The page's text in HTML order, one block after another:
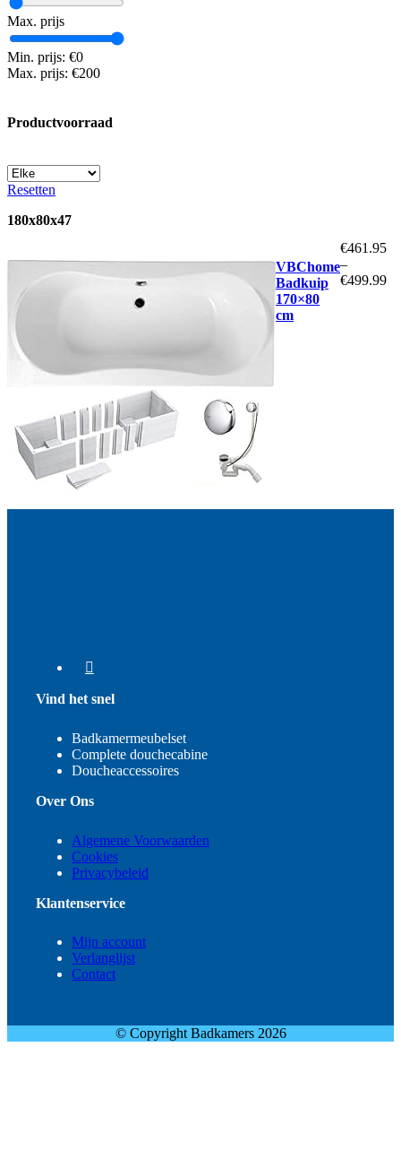
Max. prijs
Min. prijs: €0
Max. prijs: €200
Productvoorraad
Resetten
180x80x47
VBChome
Badkuip
170×80
cm
€461.95
–
€499.99
Vind het snel
Badkamermeubelset
Complete douchecabine
Doucheaccessoires
Over Ons
Algemene Voorwaarden
Cookies
Privacybeleid
Klantenservice
Mijn account
Verlanglijst
Contact
© Copyright Badkamers 2026